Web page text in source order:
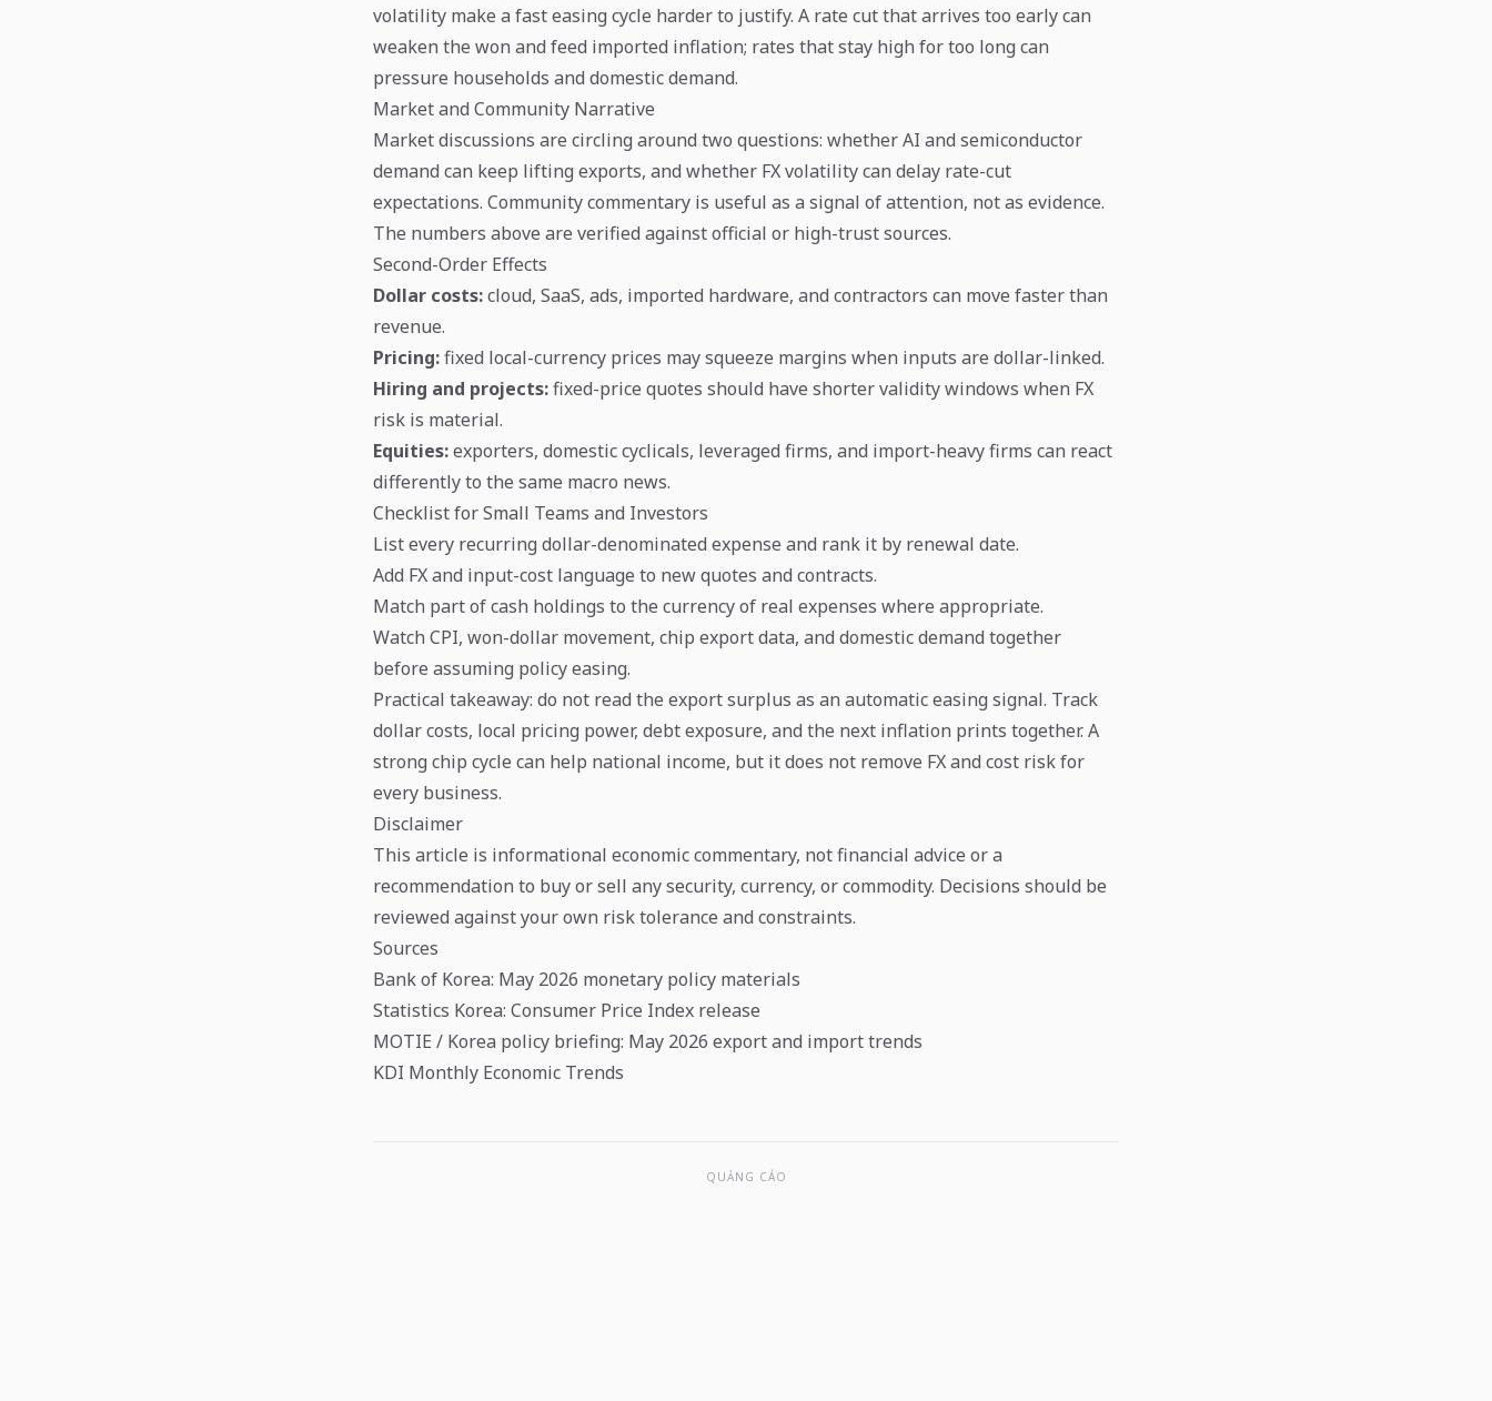
volatility make a fast easing cycle harder to justify. A rate cut that arrives too early can
weaken the won and feed imported inflation; rates that stay high for too long can
pressure households and domestic demand.
Market and Community Narrative
Market discussions are circling around two questions: whether AI and semiconductor
demand can keep lifting exports, and whether FX volatility can delay rate-cut
expectations. Community commentary is useful as a signal of attention, not as evidence.
The numbers above are verified against official or high-trust sources.
Second-Order Effects
Dollar costs:cloud, SaaS, ads, imported hardware, and contractors can move faster than
revenue.
Pricing:fixed local-currency prices may squeeze margins when inputs are dollar-linked.
Hiring and projects:fixed-price quotes should have shorter validity windows when FX
risk is material.
Equities:exporters, domestic cyclicals, leveraged firms, and import-heavy firms can react
differently to the same macro news.
Checklist for Small Teams and Investors
List every recurring dollar-denominated expense and rank it by renewal date.
Add FX and input-cost language to new quotes and contracts.
Match part of cash holdings to the currency of real expenses where appropriate.
Watch CPI, won-dollar movement, chip export data, and domestic demand together
before assuming policy easing.
Practical takeaway: do not read the export surplus as an automatic easing signal. Track
dollar costs, local pricing power, debt exposure, and the next inflation prints together. A
strong chip cycle can help national income, but it does not remove FX and cost risk for
every business.
Disclaimer
This article is informational economic commentary, not financial advice or a
recommendation to buy or sell any security, currency, or commodity. Decisions should be
reviewed against your own risk tolerance and constraints.
Sources
Bank of Korea: May 2026 monetary policy materials
Statistics Korea: Consumer Price Index release
MOTIE / Korea policy briefing: May 2026 export and import trends
KDI Monthly Economic Trends
QUẢNG CÁO